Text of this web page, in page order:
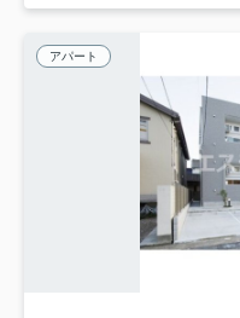
アパート